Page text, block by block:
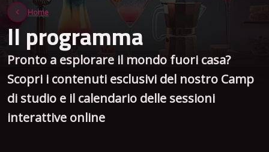
Home
Il programma
Pronto a esplorare il mondo fuori casa?
Scopri i contenuti esclusivi del nostro Camp
di studio e il calendario delle sessioni
interattive online